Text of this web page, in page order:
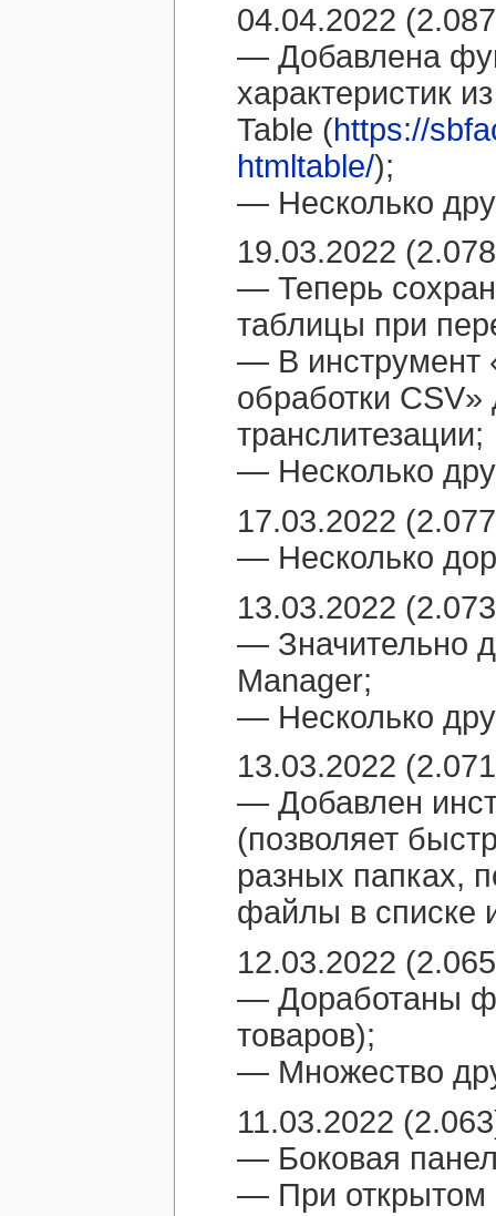
04.04.2022
— Добавлена
характеристик
Table (https://
htmltable/);
— Несколько
19.03.2022
— Теперь
таблицы при
— В инструмент
обработки
транслитезации;
— Несколько
17.03.2022
— Несколько
13.03.2022
— Значительно
Manager;
— Несколько
13.03.2022
— Добавлен
(позволяет
разных папках,
файлы в списке
12.03.2022
— Доработаны
товаров);
— Множество
11.03.2022
— Боковая
— При открытом